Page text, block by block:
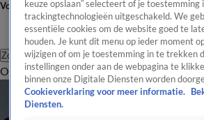
Volg Shownieuws
Zoeken
OverzichtEntertainmentSpraakmakend
keuze opslaan” selecteert of je
trackingtechnologieën uitgeschakeld. We
essentiële cookies om de website goed te
houden. Je kunt dit menu op ieder moment
wijzigen of om je toestemming in te trekken
instellingen onder aan de webpagina te
binnen onze Digitale Diensten worden
Cookieverklaring voor meer informatie.
Diensten.